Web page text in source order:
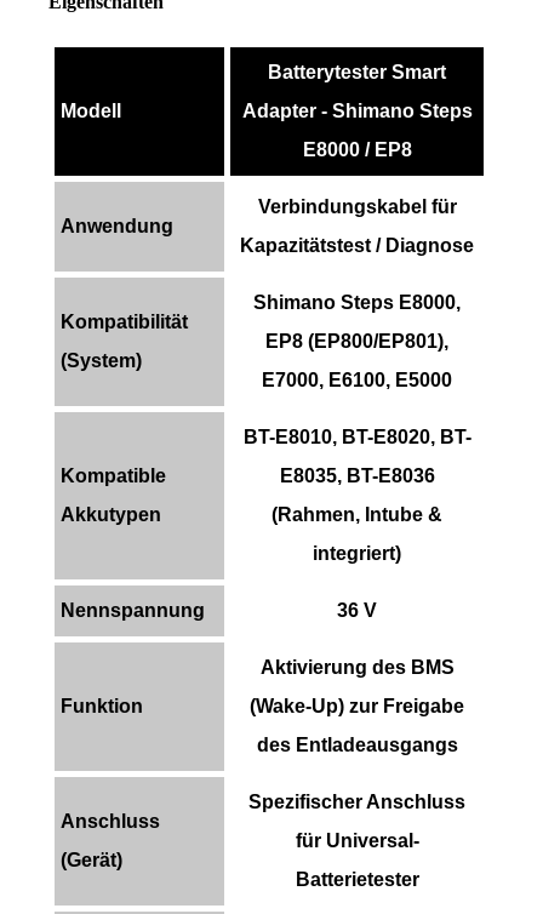
Modell
Batterytester Smart
Adapter - Shimano Steps
E8000 / EP8
Anwendung
Verbindungskabel für
Kapazitätstest / Diagnose
Kompatibilität
(System)
Shimano Steps E8000,
EP8 (EP800/EP801),
E7000, E6100, E5000
Kompatible
Akkutypen
BT-E8010, BT-E8020, BT-
E8035, BT-E8036
(Rahmen, Intube &
integriert)
Nennspannung 36 V
Funktion
Aktivierung des BMS
(Wake-Up) zur Freigabe
des Entladeausgangs
Anschluss
(Gerät)
Spezifischer Anschluss
für Universal-
Batterietester